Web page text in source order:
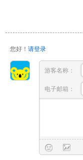
您好！ 请登录
游客名称：
电子邮箱：